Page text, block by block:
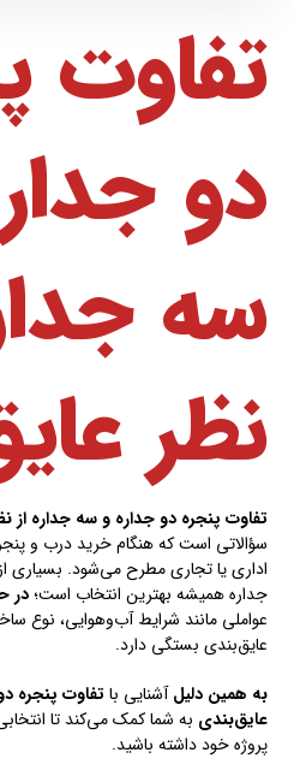
تفاوت
دو
سه
نظر
تفاوت پنجره دو جداره و سه جداره از
سؤالاتی است که هنگام خرید درب و
اداری یا تجاری مطرح می‌شود. بسیاری
جداره همیشه بهترین انتخاب است؛در
عواملی مانند شرایط آب‌وهوایی، نوع
عایق‌بندی بستگی دارد.
به همین دلیلآشنایی با تفاوت پنجره
عایق‌بندی به شما کمک می‌کند تا
پروژه خود داشته باشید.